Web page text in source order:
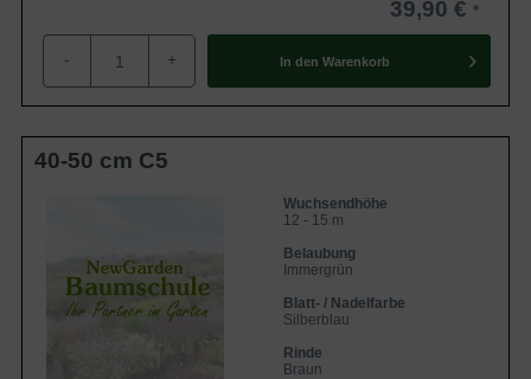
39,90 €
- + In den Warenkorb
40-50 cm C5
Wuchsendhöhe
12 - 15 m
Belaubung
Immergrün
Blatt- / Nadelfarbe
Silberblau
Rinde
Braun